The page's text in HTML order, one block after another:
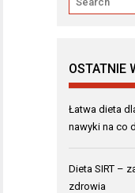
OSTATNIE
Łatwa dieta
nawyki na co
Dieta SIRT –
zdrowia